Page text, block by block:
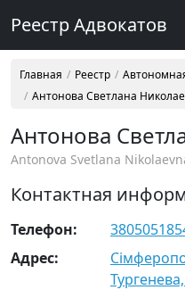
Реестр Адвокатов
Главная Реестр
Антонова Светлана
Антонова
Antonova Svetlana
Контактная
Телефон:
Адрес: